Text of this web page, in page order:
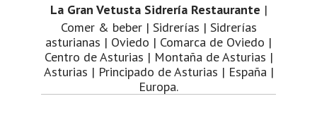
La Gran Vetusta Sidrería Restaurante |
Comer & beber | Sidrerías | Sidrerías
asturianas | Oviedo | Comarca de Oviedo |
Centro de Asturias | Montaña de Asturias |
Asturias | Principado de Asturias | España |
Europa.